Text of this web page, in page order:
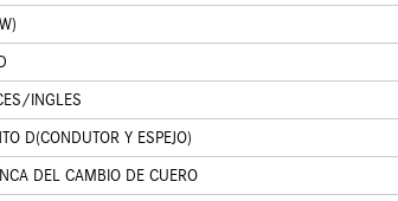
INGLES
D(CONDUTOR Y ESPEJO)
DEL CAMBIO DE CUERO